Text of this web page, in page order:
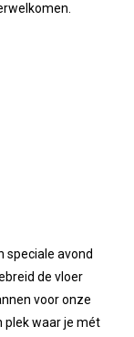
speciale avond
de vloer
voor onze
plek waar je mét